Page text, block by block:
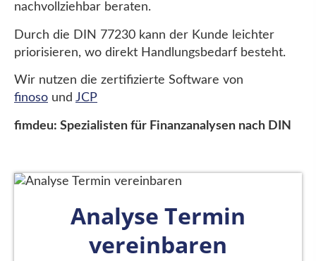
nachvollziehbar beraten.
Durch die DIN 77230 kann der Kunde leichter
priorisieren, wo direkt Handlungsbedarf besteht.
Wir nutzen die zertifizierte Software von
finoso und JCP
fimdeu: Spezialisten für Finanzanalysen nach DIN
Analyse Termin
vereinbaren